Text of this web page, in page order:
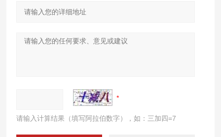
请输入计算结果（填写阿拉伯数字），如：三加四=7